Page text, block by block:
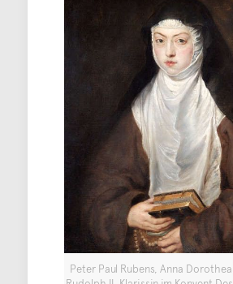
Peter Paul Rubens, Anna